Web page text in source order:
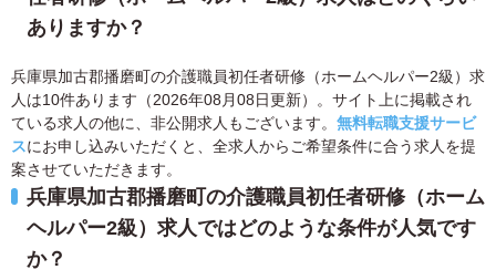
ありますか？
兵庫県加古郡播磨町の介護職員初任者研修（ホームヘルパー2級）求
人は10件あります（2026年08月08日更新）。サイト上に掲載され
ている求人の他に、非公開求人もございます。 無料転職支援サービ
スにお申し込みいただくと、全求人からご希望条件に合う求人を提
案させていただきます。
兵庫県加古郡播磨町の介護職員初任者研修（ホーム
ヘルパー2級）求人ではどのような条件が人気です
か？